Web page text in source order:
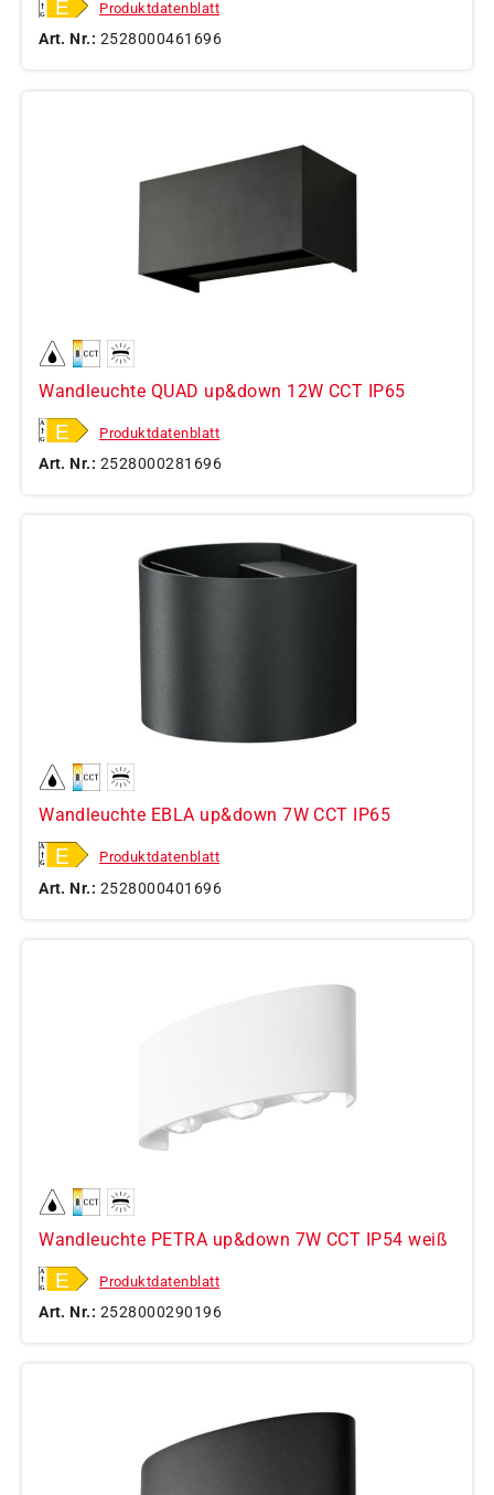
Produktdatenblatt
Art. Nr.: 2528000461696
Wandleuchte QUAD up&down 12W CCT IP65
Produktdatenblatt
Art. Nr.: 2528000281696
Wandleuchte EBLA up&down 7W CCT IP65
Produktdatenblatt
Art. Nr.: 2528000401696
Wandleuchte PETRA up&down 7W CCT IP54 weiß
Produktdatenblatt
Art. Nr.: 2528000290196